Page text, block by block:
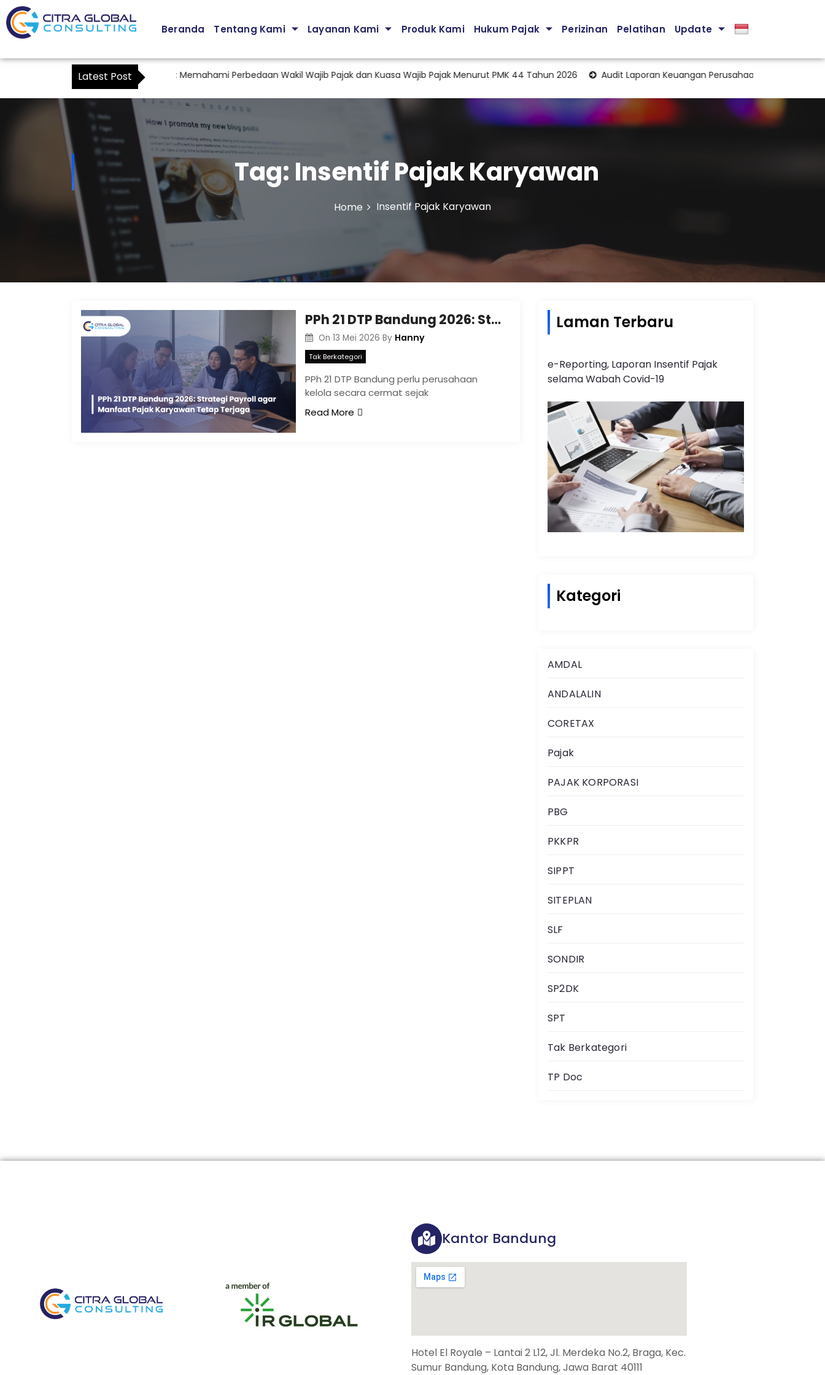
Beranda Tentang Kami Layanan Kami Produk Kami Hukum Pajak Perizinan Pelatihan Update
Latest Post
Cara Menjadi Kuasa Wajib Pajak: Memahami Perbedaan Wakil Wajib Pajak dan Kuasa Wajib Pajak Menurut PMK 44 Tahun 2026 Audit Laporan Keuangan Perusahaan: Pondasi Penting
Tag: Insentif Pajak Karyawan
Home Insentif Pajak Karyawan
PPh 21 DTP Bandung 2026: Strategi Payroll agar Manfaat Pajak Karyawan Tetap Terjaga
On 13 Mei 2026 By Hanny
Tak Berkategori
PPh 21 DTP Bandung perlu perusahaan
kelola secara cermat sejak
Read More
Laman Terbaru
e-Reporting, Laporan Insentif Pajak
selama Wabah Covid-19
Kategori
AMDAL
ANDALALIN
CORETAX
Pajak
PAJAK KORPORASI
PBG
PKKPR
SIPPT
SITEPLAN
SLF
SONDIR
SP2DK
SPT
Tak Berkategori
TP Doc
Kantor Bandung
Hotel El Royale – Lantai 2 L12, Jl. Merdeka No.2, Braga, Kec.
Sumur Bandung, Kota Bandung, Jawa Barat 40111